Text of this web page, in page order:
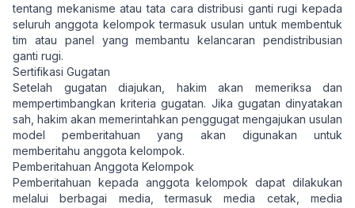
tentang mekanisme atau tata cara distribusi ganti rugi kepada
seluruh anggota kelompok termasuk usulan untuk membentuk
tim atau panel yang membantu kelancaran pendistribusian
ganti rugi.
Sertifikasi Gugatan
Setelah gugatan diajukan, hakim akan memeriksa dan
mempertimbangkan kriteria gugatan. Jika gugatan dinyatakan
sah, hakim akan memerintahkan penggugat mengajukan usulan
model pemberitahuan yang akan digunakan untuk
memberitahu anggota kelompok.
Pemberitahuan Anggota Kelompok
Pemberitahuan kepada anggota kelompok dapat dilakukan
melalui berbagai media, termasuk media cetak, media